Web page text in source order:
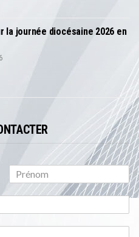
la journée diocésaine 2026 en
o